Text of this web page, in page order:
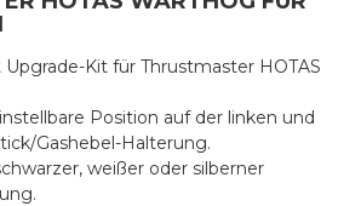
Kit für Thrustmaster HOTAS
Position auf der linken und
Gashebel-Halterung.
weißer oder silberner